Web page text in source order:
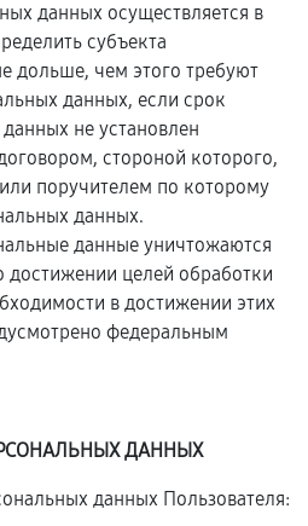
данных осуществляется в
субъекта
дольше, чем этого требуют
данных, если срок
не установлен
стороной которого,
поручителем по которому
данных.
данные уничтожаются
достижении целей обработки
в достижении этих
федеральным
ДАННЫХ
данных Пользователя: